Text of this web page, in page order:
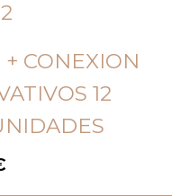
CONEXION
12